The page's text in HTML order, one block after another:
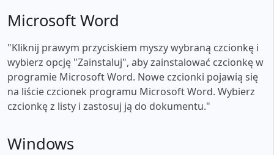
Microsoft Word
"Kliknij prawym przyciskiem myszy wybraną czcionkę i
wybierz opcję "Zainstaluj", aby zainstalować czcionkę w
programie Microsoft Word. Nowe czcionki pojawią się
na liście czcionek programu Microsoft Word. Wybierz
czcionkę z listy i zastosuj ją do dokumentu."
Windows